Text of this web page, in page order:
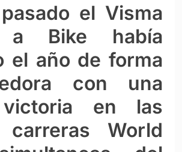
el Visma
a Bike había
el año de forma
con una
en las
carreras World